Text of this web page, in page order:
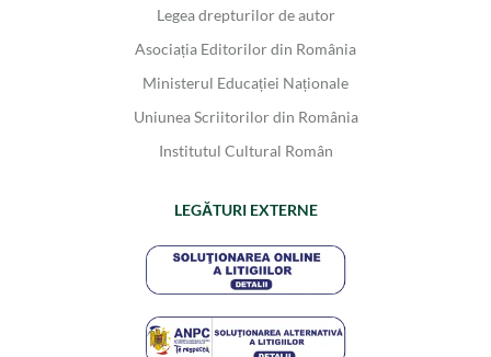
Legea drepturilor de autor
Asociația Editorilor din România
Ministerul Educației Naționale
Uniunea Scriitorilor din România
Institutul Cultural Român
LEGĂTURI EXTERNE